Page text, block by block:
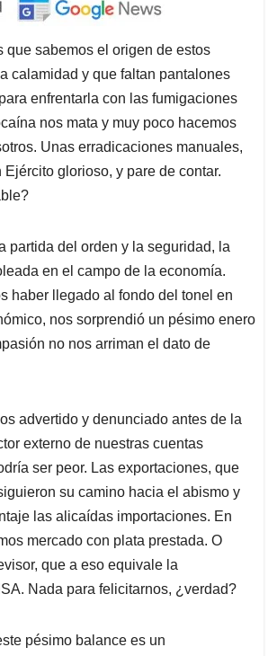
que sabemos el origen de estos
calamidad y que faltan pantalones
enfrentarla con las fumigaciones
nos mata y muy poco hacemos
Unas erradicaciones manuales,
glorioso, y pare de contar.
partida del orden y la seguridad, la
en el campo de la economía.
haber llegado al fondo del tonel en
nos sorprendió un pésimo enero
no nos arriman el dato de
advertido y denunciado antes de la
externo de nuestras cuentas
ser peor. Las exportaciones, que
su camino hacia el abismo y
las alicaídas importaciones. En
mercado con plata prestada. O
que a eso equivale la
Nada para felicitarnos, ¿verdad?
pésimo balance es un